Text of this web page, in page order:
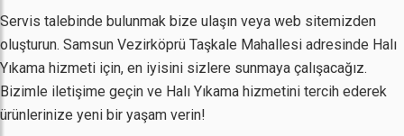
Servis talebinde bulunmak bize ulaşın veya web sitemizden
oluşturun. Samsun Vezirköprü Taşkale Mahallesi adresinde Halı
Yıkama hizmeti için, en iyisini sizlere sunmaya çalışacağız.
Bizimle iletişime geçin ve Halı Yıkama hizmetini tercih ederek
ürünlerinize yeni bir yaşam verin!